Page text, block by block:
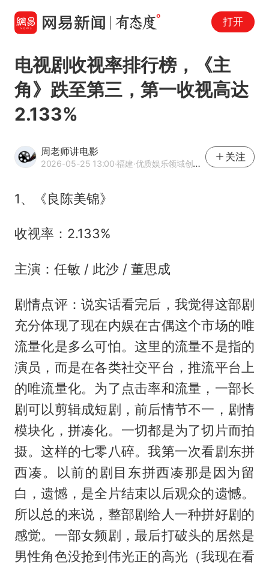
打开
电视剧收视率排行榜，《主
角》跌至第三，第一收视高达
2.133%
周老师讲电影
2026-05-25 13:00·福建·优质娱乐领域创作者
关注
1、《良陈美锦》
收视率：2.133%
主演：任敏 / 此沙 / 董思成
剧情点评：说实话看完后，我觉得这部剧
充分体现了现在内娱在古偶这个市场的唯
流量化是多么可怕。这里的流量不是指的
演员，而是在各类社交平台，推流平台上
的唯流量化。为了点击率和流量，一部长
剧可以剪辑成短剧，前后情节不一，剧情
模块化，拼凑化。一切都是为了切片而拍
摄。这样的七零八碎。我第一次看剧东拼
西凑。以前的剧目东拼西凑那是因为留
白，遗憾，是全片结束以后观众的遗憾。
所以总的来说，整部剧给人一种拼好剧的
感觉。一部女频剧，最后打破头的居然是
男性角色没抢到伟光正的高光（我现在看